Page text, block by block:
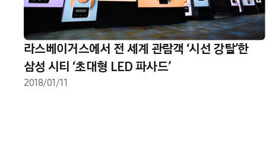
라스베이거스에서 전 세계 관람객 ‘시선 강탈’한
삼성 시티 ‘초대형 LED 파사드’
2018/01/11